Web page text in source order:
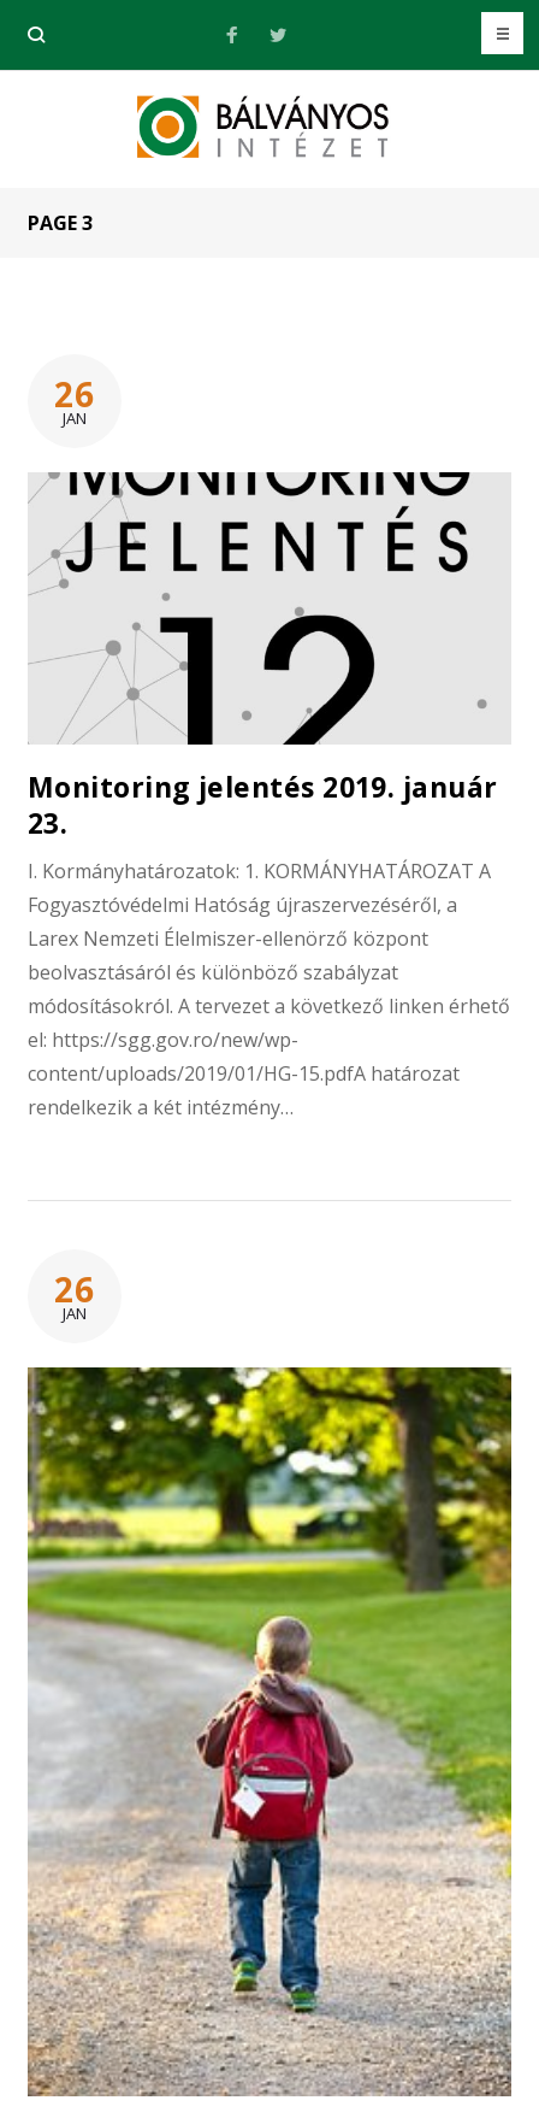
PAGE 3
26
JAN
Monitoring jelentés 2019. január
23.
I. Kormányhatározatok: 1. KORMÁNYHATÁROZAT A
Fogyasztóvédelmi Hatóság újraszervezéséről, a
Larex Nemzeti Élelmiszer-ellenörző központ
beolvasztásáról és különböző szabályzat
módosításokról. A tervezet a következő linken érhető
el: https://sgg.gov.ro/new/wp-
content/uploads/2019/01/HG-15.pdfA határozat
rendelkezik a két intézmény…
26
JAN